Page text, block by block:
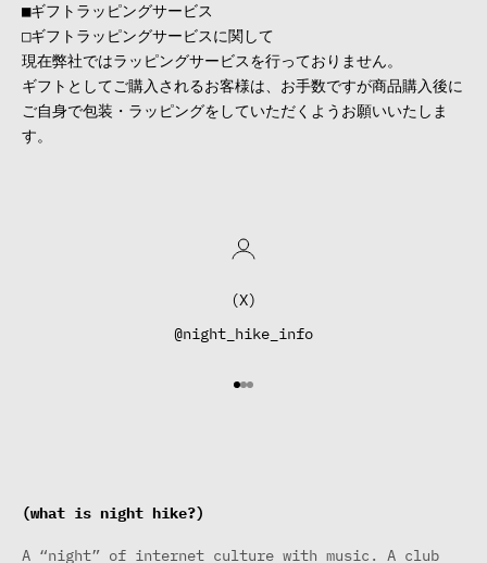
■ギフトラッピングサービス
□ギフトラッピングサービスに関して
現在弊社ではラッピングサービスを行っておりません。
ギフトとしてご購入されるお客様は、お手数ですが商品購入後に
ご自身で包装・ラッピングをしていただくようお願いいたしま
す。
(X)
@night_hike_info
I18n Error: Missing
I18n Error: Missing
I18n Error: Missing
(what is night hike?)
A “night” of internet culture with music. A club